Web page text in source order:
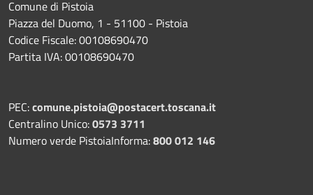
Comune di Pistoia
Piazza del Duomo, 1 - 51100 - Pistoia
Codice Fiscale: 00108690470
Partita IVA: 00108690470
PEC:comune.pistoia@postacert.toscana.it
Centralino Unico:0573 3711
Numero verde PistoiaInforma:800 012 146